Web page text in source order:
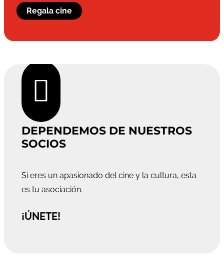
Regala cine

DEPENDEMOS DE NUESTROS
SOCIOS
Si eres un apasionado del cine y la cultura, esta
es tu asociación.
¡ÚNETE!